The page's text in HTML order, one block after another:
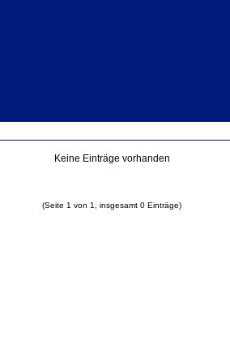
Keine Einträge vorhanden
(Seite 1 von 1, insgesamt 0 Einträge)